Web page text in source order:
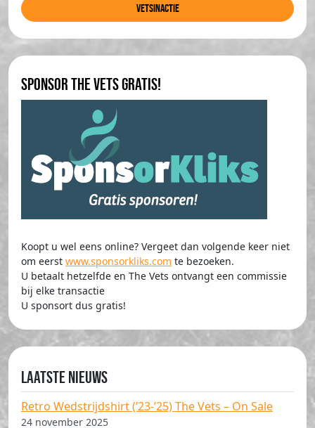
Vetsinactie
Sponsor The Vets gratis!
Koopt u wel eens online? Vergeet dan volgende keer niet
om eerst www.sponsorkliks.com te bezoeken.
U betaalt hetzelfde en The Vets ontvangt een commissie
bij elke transactie
U sponsort dus gratis!
Laatste nieuws
Retro Wedstrijdshirt (’23-’25) The Vets – On Sale
24 november 2025